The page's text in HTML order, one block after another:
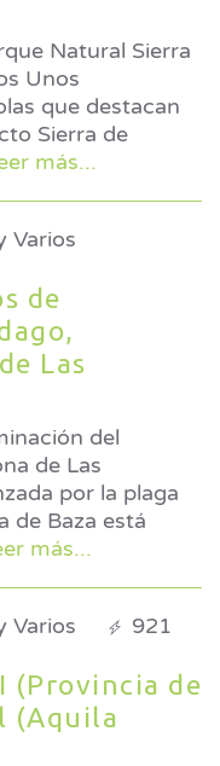
Natural Sierra
que destacan
Sierra de
más...
Varios
de
Las
del
de Las
de Baza está
más...
Varios
921
(Provincia de
(Aquila